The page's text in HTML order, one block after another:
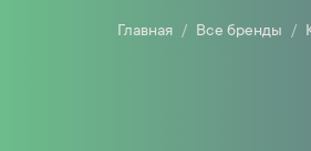
Главная Все бренды